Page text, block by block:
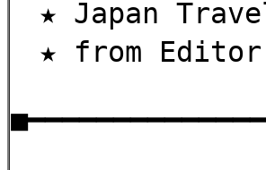
★ Japan
★ from